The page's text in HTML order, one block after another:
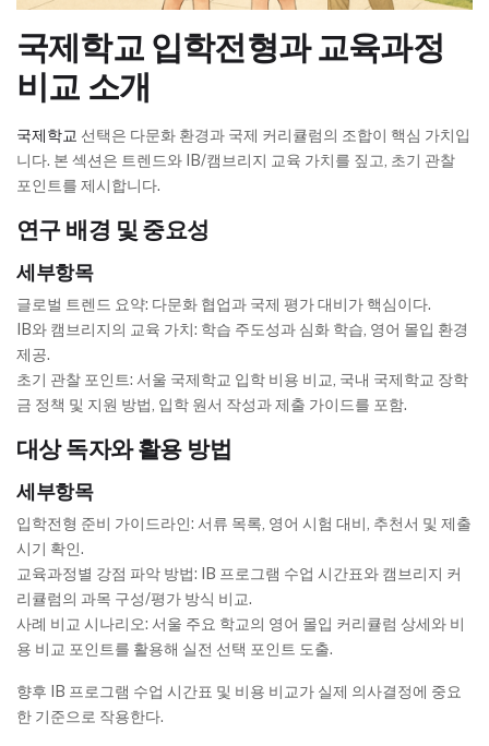
국제학교 입학전형과 교육과정
비교 소개
국제학교 선택은 다문화 환경과 국제 커리큘럼의 조합이 핵심 가치입
니다. 본 섹션은 트렌드와 IB/캠브리지 교육 가치를 짚고, 초기 관찰
포인트를 제시합니다.
연구 배경 및 중요성
세부항목
글로벌 트렌드 요약: 다문화 협업과 국제 평가 대비가 핵심이다.
IB와 캠브리지의 교육 가치: 학습 주도성과 심화 학습, 영어 몰입 환경
제공.
초기 관찰 포인트: 서울 국제학교 입학 비용 비교, 국내 국제학교 장학
금 정책 및 지원 방법, 입학 원서 작성과 제출 가이드를 포함.
대상 독자와 활용 방법
세부항목
입학전형 준비 가이드라인: 서류 목록, 영어 시험 대비, 추천서 및 제출
시기 확인.
교육과정별 강점 파악 방법: IB 프로그램 수업 시간표와 캠브리지 커
리큘럼의 과목 구성/평가 방식 비교.
사례 비교 시나리오: 서울 주요 학교의 영어 몰입 커리큘럼 상세와 비
용 비교 포인트를 활용해 실전 선택 포인트 도출.
향후 IB 프로그램 수업 시간표 및 비용 비교가 실제 의사결정에 중요
한 기준으로 작용한다.